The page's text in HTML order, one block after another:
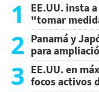
1
EE.UU. insta
"tomar
2 Panamá y
para
3 EE.UU. en
focos activos